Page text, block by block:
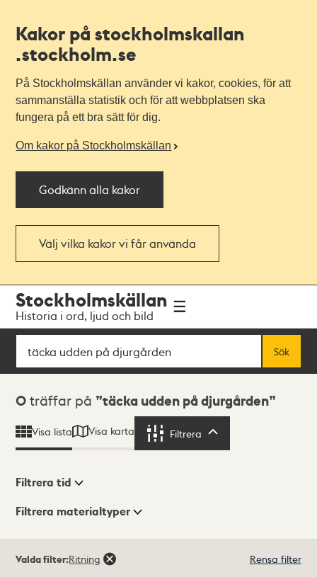
Kakor på stockholmskallan
.stockholm.se
På Stockholmskällan använder vi kakor, cookies, för att
sammanställa statistik och för att webbplatsen ska
fungera på ett bra sätt för dig.
Om kakor på Stockholmskällan
Godkänn alla kakor
Välj vilka kakor vi får använda
navigationen
huvudinnehållet
Stockholmskällan
Historia i ord, ljud och bild
Sök
Sök
Sökresultat
0 träffar på täcka udden på djurgården
Visa lista Visa karta Filtrera
Visningsläge
Filtrera tid
Filtrera materialtyper
träffar
Valda filter:Ritning Rensa filter